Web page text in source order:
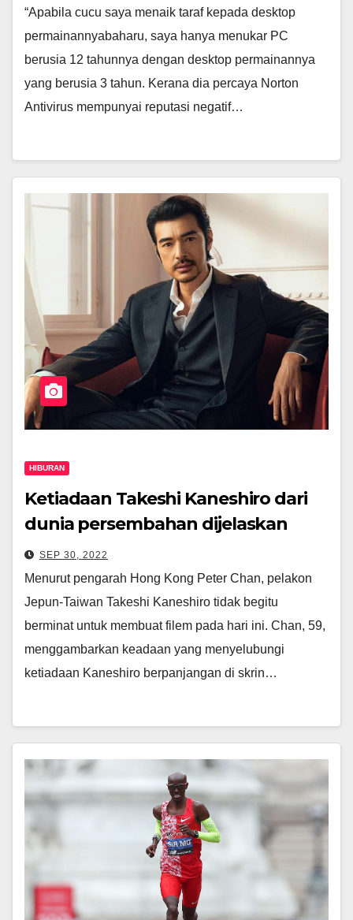
“Apabila cucu saya menaik taraf kepada desktop
permainannyabaharu, saya hanya menukar PC
berusia 12 tahunnya dengan desktop permainannya
yang berusia 3 tahun. Kerana dia percaya Norton
Antivirus mempunyai reputasi negatif…
HIBURAN
Ketiadaan Takeshi Kaneshiro dari
dunia persembahan dijelaskan
oleh pengarah Peter Chan
SEP 30, 2022
Menurut pengarah Hong Kong Peter Chan, pelakon
Jepun-Taiwan Takeshi Kaneshiro tidak begitu
berminat untuk membuat filem pada hari ini. Chan, 59,
menggambarkan keadaan yang menyelubungi
ketiadaan Kaneshiro berpanjangan di skrin…